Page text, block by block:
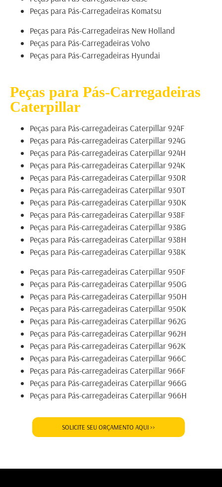
Peças para Pás-Carregadeiras Komatsu
Peças para Pás-Carregadeiras New Holland
Peças para Pás-CarregadeirasVolvo
Peças para Pás-Carregadeiras Hyundai
Peças para Pás-Carregadeiras
Caterpillar
Peças para Pás-carregadeiras Caterpillar 924F
Peças para Pás-carregadeiras Caterpillar 924G
Peças para Pás-carregadeiras Caterpillar 924H
Peças para Pás-carregadeiras Caterpillar 924K
Peças para Pás-carregadeiras Caterpillar 930R
Peças para Pás-carregadeiras Caterpillar 930T
Peças para Pás-carregadeiras Caterpillar 930K
Peças para Pás-carregadeiras Caterpillar 938F
Peças para Pás-carregadeiras Caterpillar 938G
Peças para Pás-carregadeiras Caterpillar 938H
Peças para Pás-carregadeiras Caterpillar 938K
Peças para Pás-carregadeiras Caterpillar 950F
Peças para Pás-carregadeiras Caterpillar 950G
Peças para Pás-carregadeiras Caterpillar 950H
Peças para Pás-carregadeiras Caterpillar 950K
Peças para Pás-carregadeiras Caterpillar 962G
Peças para Pás-carregadeiras Caterpillar 962H
Peças para Pás-carregadeiras Caterpillar 962K
Peças para Pás-carregadeiras Caterpillar 966C
Peças para Pás-carregadeiras Caterpillar 966F
Peças para Pás-carregadeiras Caterpillar 966G
Peças para Pás-carregadeiras Caterpillar 966H
SOLICITE SEU ORÇAMENTO AQUI >>